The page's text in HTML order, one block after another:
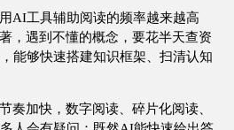
工具辅助阅读的频率越来越高
，遇到不懂的概念，要花半天查资
能够快速搭建知识框架、扫清认知
加快，数字阅读、碎片化阅读、